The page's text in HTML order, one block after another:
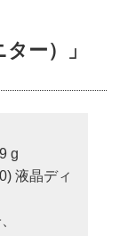
ー）」
g
液晶ディ